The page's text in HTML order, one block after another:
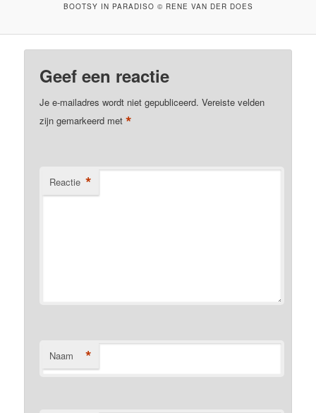
BOOTSY IN PARADISO © RENE VAN DER DOES
Geef een reactie
Je e-mailadres wordt niet gepubliceerd. Vereiste velden
zijn gemarkeerd met*
Reactie *
Naam *